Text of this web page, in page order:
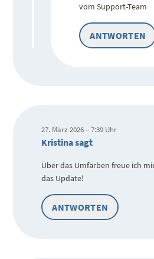
vom Support-Team
ANTWORTEN
27. März 2026 – 7:39 Uhr
Kristina sagt
Über das Umfärben freue ich
das Update!
ANTWORTEN